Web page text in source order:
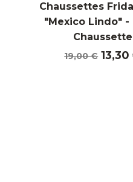
Chaussettes
"Mexico Lindo" -
Chaussette
Prix
19,00 € Prix